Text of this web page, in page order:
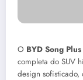
O BYD Song
completa do SUV
design sofisticado,